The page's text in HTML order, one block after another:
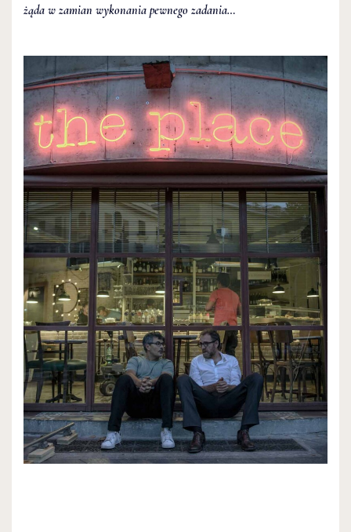
żąda w zamian wykonania pewnego zadania…